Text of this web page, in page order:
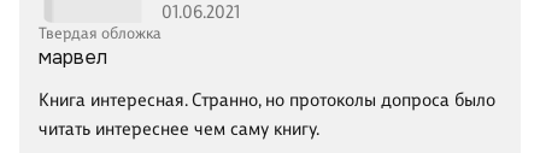
Твердая обложка
01.06.2021
марвел
Книга интересная. Странно, но протоколы допроса было
читать интереснее чем саму книгу.